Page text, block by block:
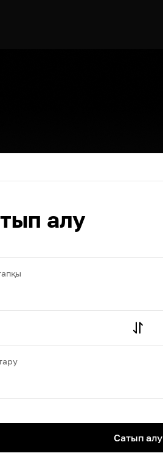
алу
Сатып алу